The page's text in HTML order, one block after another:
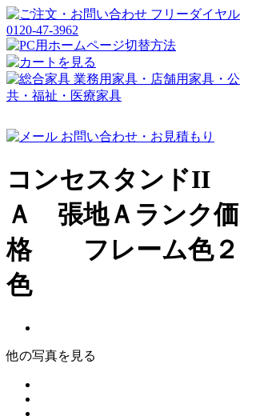
コンセスタンドII
Ａ 張地Ａランク価
格 フレーム色２
色
他の写真を見る